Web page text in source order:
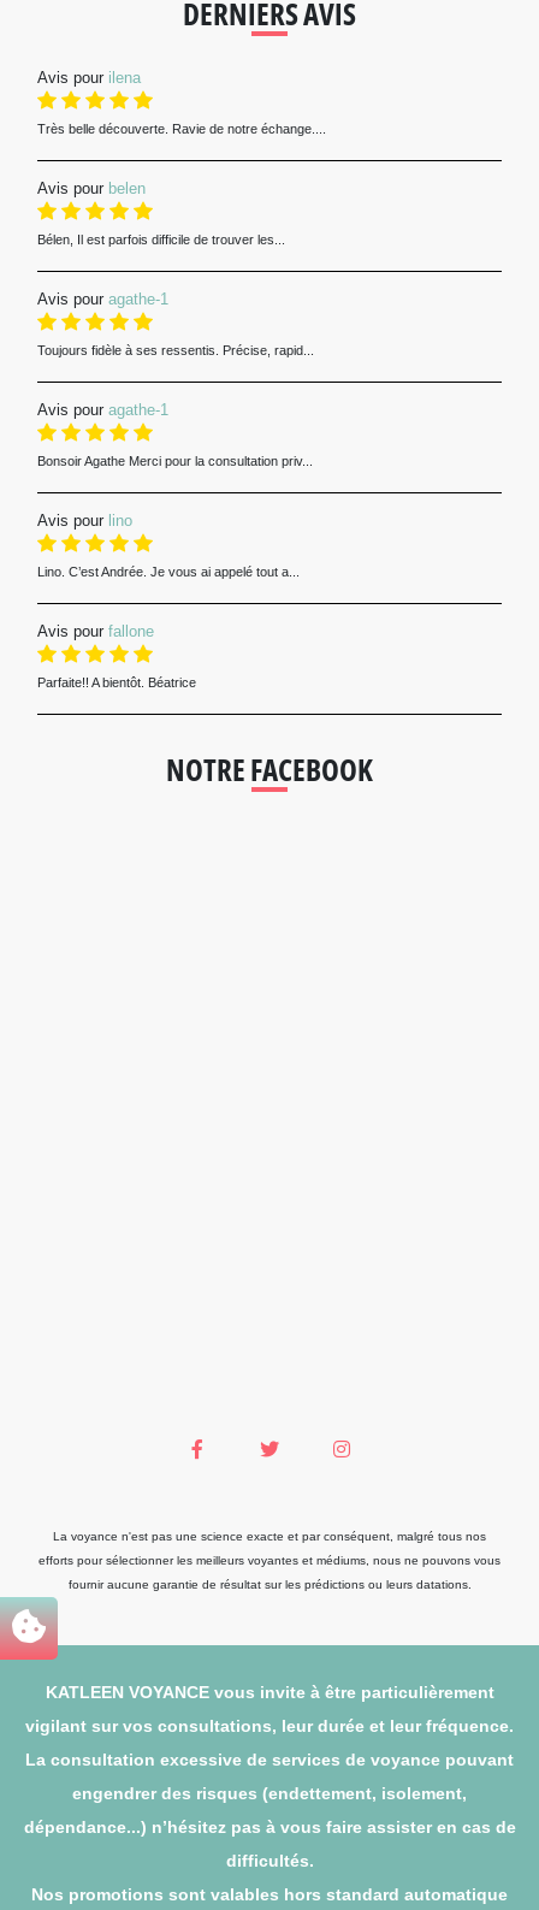
DERNIERS AVIS
Avis pour ilena
Très belle découverte. Ravie de notre échange....
Avis pour belen
Bélen, Il est parfois difficile de trouver les...
Avis pour agathe-1
Toujours fidèle à ses ressentis. Précise, rapid...
Avis pour agathe-1
Bonsoir Agathe Merci pour la consultation priv...
Avis pour lino
Lino. C’est Andrée. Je vous ai appelé tout a...
Avis pour fallone
Parfaite!! A bientôt. Béatrice
NOTRE FACEBOOK
La voyance n'est pas une science exacte et par conséquent, malgré tous nos
efforts pour sélectionner les meilleurs voyantes et médiums, nous ne pouvons vous
fournir aucune garantie de résultat sur les prédictions ou leurs datations.
KATLEEN VOYANCE vous invite à être particulièrement
vigilant sur vos consultations, leur durée et leur fréquence.
La consultation excessive de services de voyance pouvant
engendrer des risques (endettement, isolement,
dépendance...) n’hésitez pas à vous faire assister en cas de
difficultés.
Nos promotions sont valables hors standard automatique